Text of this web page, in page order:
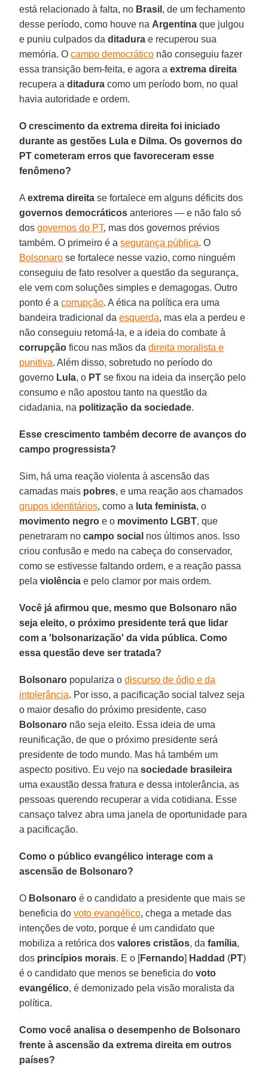
está relacionado à falta, no Brasil , de um fechamento
desse período, como houve na Argentina que julgou
e puniu culpados da ditadura e recuperou sua
memória. Ocampo democrático não conseguiu fazer
essa transição bem-feita, e agora a extrema direita
recupera a ditadura como um período bom, no qual
havia autoridade e ordem.
O crescimento da extrema direita foi iniciado
durante as gestões Lula e Dilma. Os governos do
PT cometeramerros que favoreceram esse
fenômeno?
Aextrema direita se fortalece em alguns déficits dos
governos democráticos anteriores — e não falo só
dosgovernos do PT, mas dos governos prévios
também. O primeiro é asegurança pública. O
Bolsonaro se fortalece nesse vazio, como ninguém
conseguiu de fato resolver a questão da segurança,
ele vem com soluções simples e demagogas. Outro
ponto é acorrupção. A ética na política era uma
bandeira tradicional daesquerda, mas ela a perdeu e
não conseguiu retomá-la, e a ideia do combate à
corrupção ficou nas mãos dadireita moralista e
punitiva. Além disso, sobretudo no período do
governo Lula, o PT se fixou na ideia da inserção pelo
consumo e não apostou tanto na questão da
cidadania, na politização da sociedade.
Esse crescimento também decorre de avanços do
campo progressista?
Sim, há uma reação violenta à ascensão das
camadas mais pobres, e uma reação aos chamados
grupos identitários, como a luta feminista, o
movimento negro e o movimento LGBT, que
penetraram nocampo social nos últimos anos. Isso
criou confusão e medo na cabeça do conservador,
como se estivesse faltando ordem, e a reação passa
pelaviolência e pelo clamor por mais ordem.
Você já afirmou que, mesmo que Bolsonaro não
seja eleito, o próximo presidente terá que lidar
com a 'bolsonarização' da vida pública. Como
essa questão deve ser tratada?
Bolsonaro populariza odiscurso de ódio e da
intolerância. Por isso, a pacificação social talvez seja
o maior desafio do próximo presidente, caso
Bolsonaro não seja eleito. Essa ideia de uma
reunificação, de que o próximo presidente será
presidente de todo mundo. Mas há também um
aspecto positivo. Eu vejo nasociedade brasileira
uma exaustão dessa fratura e dessa intolerância, as
pessoas querendo recuperar a vida cotidiana. Esse
cansaço talvez abra uma janela de oportunidade para
a pacificação.
Como o público evangélico interage com a
ascensão de Bolsonaro?
O Bolsonaro é o candidato a presidente que mais se
beneficia dovoto evangélico, chega a metade das
intenções de voto, porque é um candidato que
mobiliza a retórica dosvalores cristãos, da família,
dos princípios morais. E o [Fernando] Haddad (PT)
é o candidato que menos se beneficia dovoto
evangélico, é demonizado pela visão moralista da
política.
Como você analisa o desempenho de Bolsonaro
frente à ascensão da extrema direita em outros
países?